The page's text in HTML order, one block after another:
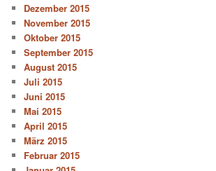
Dezember 2015
November 2015
Oktober 2015
September 2015
August 2015
Juli 2015
Juni 2015
Mai 2015
April 2015
März 2015
Februar 2015